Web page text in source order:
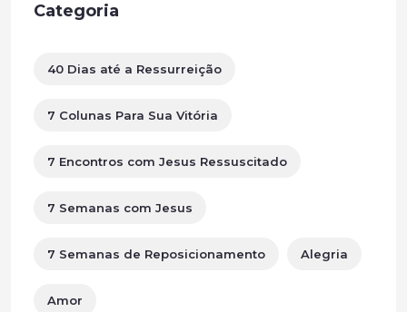
Categoria
40 Dias até a Ressurreição
7 Colunas Para Sua Vitória
7 Encontros com Jesus Ressuscitado
7 Semanas com Jesus
7 Semanas de Reposicionamento Alegria
Amor